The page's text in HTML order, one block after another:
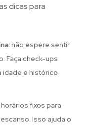
dicas para
não espere sentir
Faça check-ups
idade e histórico
fixos para
Isso ajuda o